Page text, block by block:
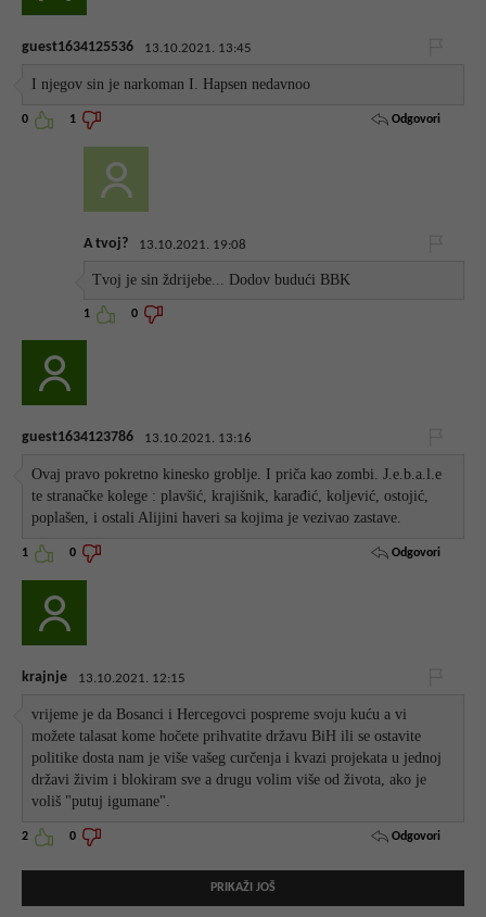
guest1634125536 13.10.2021. 13:45
I njegov sin je narkoman I. Hapsen nedavnoo
0 1 Odgovori
A tvoj? 13.10.2021. 19:08
Tvoj je sin ždrijebe... Dodov budući BBK
1 0
guest1634123786 13.10.2021. 13:16
Ovaj pravo pokretno kinesko groblje. I priča kao zombi. J.e.b.a.l.e
te stranačke kolege : plavšić, krajišnik, karađić, koljević, ostojić,
poplašen, i ostali Alijini haveri sa kojima je vezivao zastave.
1 0 Odgovori
krajnje 13.10.2021. 12:15
vrijeme je da Bosanci i Hercegovci pospreme svoju kuću a vi
možete talasat kome hočete prihvatite državu BiH ili se ostavite
politike dosta nam je više vašeg curčenja i kvazi projekata u jednoj
državi živim i blokiram sve a drugu volim više od života, ako je
voliš "putuj igumane".
2 0 Odgovori
PRIKAŽI JOŠ